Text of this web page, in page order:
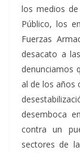
los medios
Público, los
Fuerzas
desacato a
denunciamos
al de los años
desemboca
contra un
sectores de